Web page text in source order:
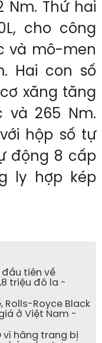
Nm. Thứ hai
cho công
và mô-men
Hai con số
xăng tăng
và 265 Nm.
hộp số tự
động 8 cấp
ly hợp kép
đầu tiên về
triệu đô la -
Royce Black
ở Việt Nam -
vì hãng trang bị